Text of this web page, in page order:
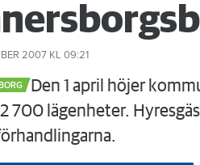
2007 KL 09:21
​Den 1 april höjer
700 lägenheter.